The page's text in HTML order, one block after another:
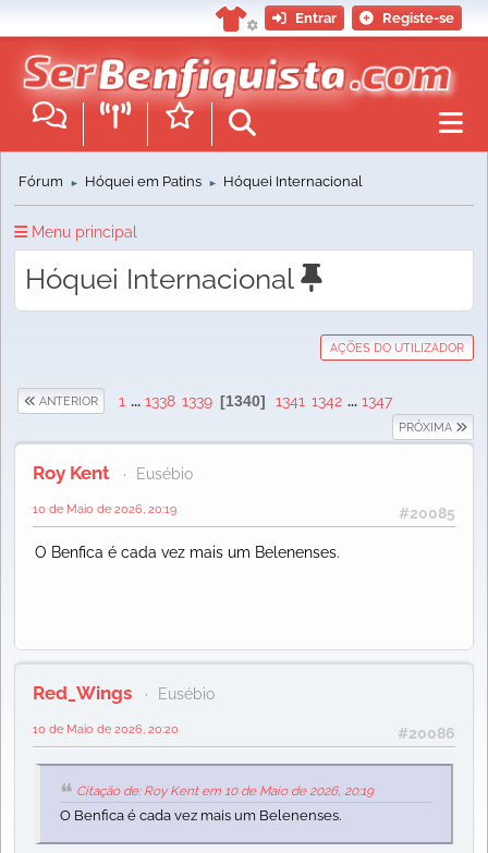
Entrar Registe-se
Fórum ► Hóquei em Patins ► Hóquei Internacional
Menu principal
Hóquei Internacional
AÇÕES DO UTILIZADOR
ANTERIOR 1 ... 1338 1339 1340 1341 1342 ... 1347
PRÓXIMA
Roy Kent Eusébio
#20085
10 de Maio de 2026, 20:19
O Benfica é cada vez mais um Belenenses.
Red_Wings Eusébio
#20086
10 de Maio de 2026, 20:20
Citação de: Roy Kent em 10 de Maio de 2026, 20:19
O Benfica é cada vez mais um Belenenses.